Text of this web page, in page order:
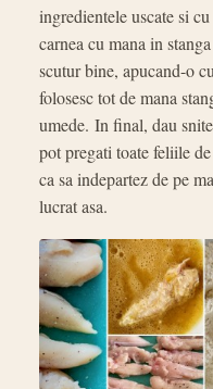
ingredientele uscate si
carnea cu mana in
scutur bine, apucand-o
folosesc tot de mana
umede. In final, dau
pot pregati toate feliile
ca sa indepartez de pe
lucrat asa.